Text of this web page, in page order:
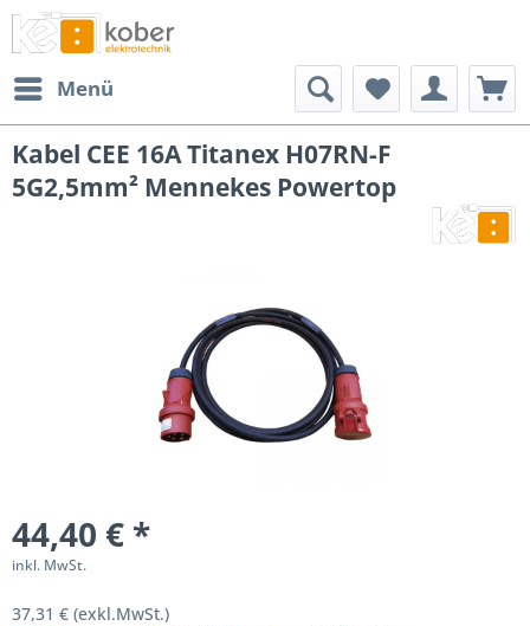
Menü
Kabel CEE 16A Titanex H07RN-F
5G2,5mm² Mennekes Powertop
44,40 € *
inkl. MwSt.
37,31 € (exkl.MwSt.)